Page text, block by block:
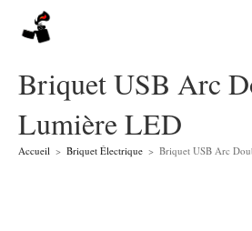
Briquet USB Arc
Lumière LED
Accueil > Briquet Électrique > Briquet USB Arc